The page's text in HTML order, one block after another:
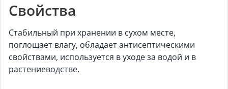
Свойства
Стабильный при хранении в сухом месте,
поглощает влагу, обладает антисептическими
свойствами, используется в уходе за водой и в
растениеводстве.